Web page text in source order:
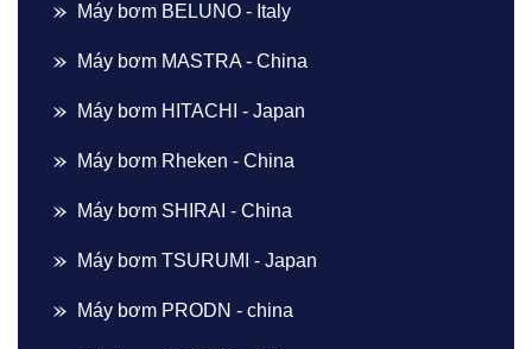
Máy bơm BELUNO - Italy
Máy bơm MASTRA - China
Máy bơm HITACHI - Japan
Máy bơm Rheken - China
Máy bơm SHIRAI - China
Máy bơm TSURUMI - Japan
Máy bơm PRODN - china